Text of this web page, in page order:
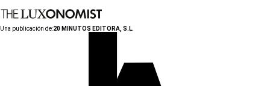
Una publicación de:20 MINUTOS EDITORA, S.L.